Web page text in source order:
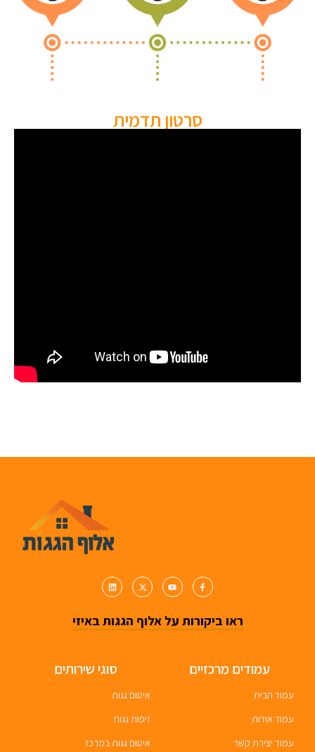
סרטון תדמית
ראו ביקורות על אלוף הגגות באיזי
עמודים מרכזיים
עמוד הבית
עמוד אודות
עמוד יצירת קשר
סוגי שירותים
איטום גגות
זיפות גגות
איטום גגות במרכז